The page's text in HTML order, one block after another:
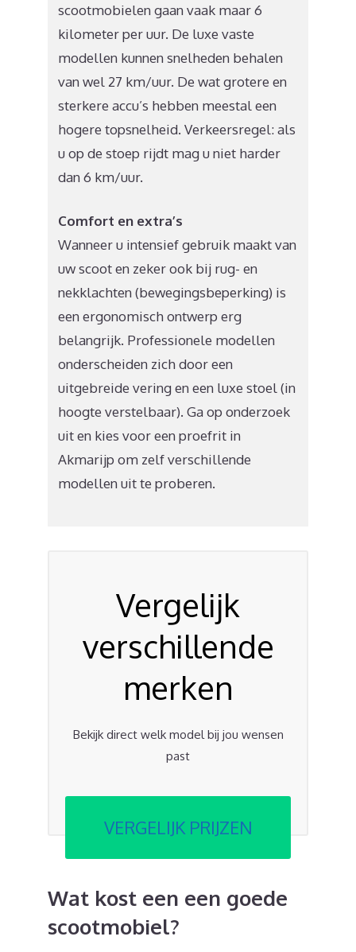
scootmobielen gaan vaak maar 6
kilometer per uur. De luxe vaste
modellen kunnen snelheden behalen
van wel 27 km/uur. De wat grotere en
sterkere accu’s hebben meestal een
hogere topsnelheid. Verkeersregel: als
u op de stoep rijdt mag u niet harder
dan 6 km/uur.
Comfort en extra’s
Wanneer u intensief gebruik maakt van
uw scoot en zeker ook bij rug- en
nekklachten (bewegingsbeperking) is
een ergonomisch ontwerp erg
belangrijk. Professionele modellen
onderscheiden zich door een
uitgebreide vering en een luxe stoel (in
hoogte verstelbaar). Ga op onderzoek
uit en kies voor een proefrit in
Akmarijp om zelf verschillende
modellen uit te proberen.
Vergelijk
verschillende
merken
Bekijk direct welk model bij jou wensen
past
VERGELIJK PRIJZEN
Wat kost een een goede
scootmobiel?